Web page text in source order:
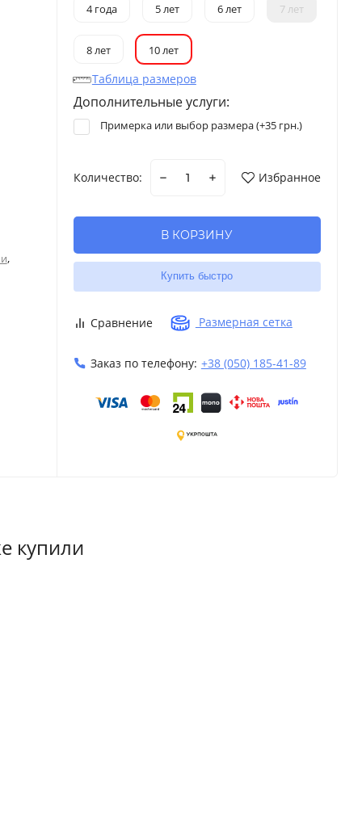
,
4 года 5 лет 6 лет 7 лет
8 лет 10 лет
Таблица размеров
Дополнительные услуги:
Примерка или выбор размера (+35 грн.)
Количество: Избранное
В КОРЗИНУ
Купить быстро
Сравнение Размерная сетка
Заказ по телефону: +38 (050) 185-41-89
купили